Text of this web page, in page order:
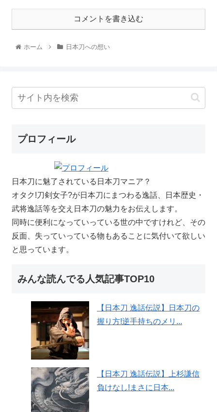
コメントを書き込む
ホーム 日本刀への想い
プロフィール
日本刀に魅了されている日本刀マニア？
オタク!刀剣女子?が日本刀にまつわる逸話、日本歴史・
武将逸話等を交え日本刀の魅力をお伝えします。
同時に便利になっていっている世の中ですけれど、その
反面、失っていっている物もあることに気付いて欲しい
と思っています。
みんな読んでる人気記事TOP10
【日本刀 逸話伝説】日本刀の
握り方!逆手持ちのメリ...
【日本刀 逸話伝説】上杉謙信
負けなし!まさに日本...